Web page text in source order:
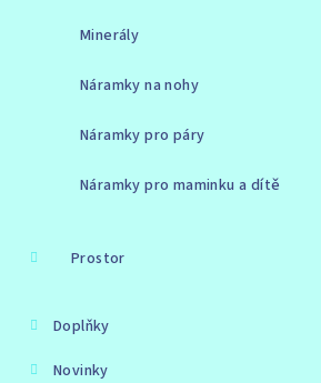
Minerály
Náramky na nohy
Náramky pro páry
Náramky pro maminku a dítě
Prostor
Doplňky
Novinky